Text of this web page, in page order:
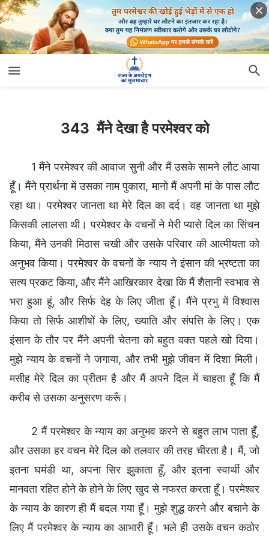
343 मैंने देखा है परमेश्वर को
1 मैंने परमेश्वर की आवाज सुनी और मैं उसके सामने लौट आया
हूँ। मैंने प्रार्थना में उसका नाम पुकारा, मानो मैं अपनी मां के पास लौट
रहा था। परमेश्वर जानता था मेरे दिल का दर्द। वह जानता था मुझे
किसकी लालसा थी। परमेश्वर के वचनों ने मेरी प्यासे दिल का सिंचन
किया, मैंने उनकी मिठास चखी और उसके परिवार की आत्मीयता को
अनुभव किया। परमेश्वर के वचनों के न्याय ने इंसान की भ्रष्टता का
सत्य प्रकट किया, और मैंने आखिरकार देखा कि मैं शैतानी स्वभाव से
भरा हुआ हूं, और सिर्फ देह के लिए जीता हूँ। मैंने प्रभु में विश्वास
किया तो सिर्फ आशीषों के लिए, ख्याति और संपत्ति के लिए। एक
इंसान के तौर पर मैंने अपनी चेतना को बहुत वक्त पहले खो दिया।
मुझे न्याय के वचनों ने जगाया, और तभी मुझे जीवन में दिशा मिली।
मसीह मेरे दिल का प्रीतम है और मैं अपने दिल में चाहता हूँ कि मैं
करीब से उसका अनुसरण करूँ।
2 मैं परमेश्वर के न्याय का अनुभव करने से बहुत लाभ पाता हूँ,
और उसका हर वचन मेरे दिल को तलवार की तरह चीरता है। मैं, जो
इतना घमंडी था, अपना सिर झुकाता हूँ, और इतना स्वार्थी और
मानवता रहित होने के होने के लिए खुद से नफरत करता हूँ। परमेश्वर
के न्याय के कारण ही मैं बदल गया हूँ। मुझे शुद्ध करने और बचाने के
लिए मैं परमेश्वर के न्याय का आभारी हूँ। भले ही उसके वचन कठोर